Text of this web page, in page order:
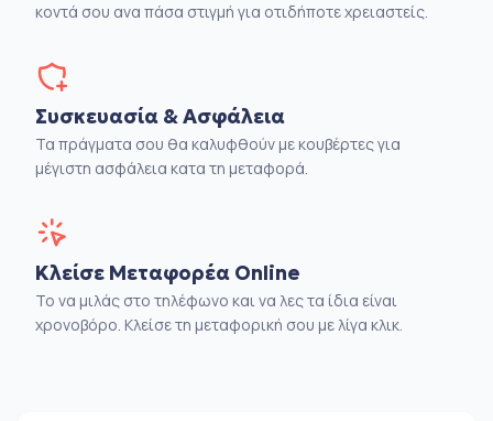
κοντά σου ανα πάσα στιγμή για οτιδήποτε χρειαστείς.
Συσκευασία & Ασφάλεια
Τα πράγματα σου θα καλυφθούν με κουβέρτες για
μέγιστη ασφάλεια κατα τη μεταφορά.
Κλείσε Μεταφορέα Online
Το να μιλάς στο τηλέφωνο και να λες τα ίδια είναι
χρονοβόρο. Κλείσε τη μεταφορική σου με λίγα κλικ.